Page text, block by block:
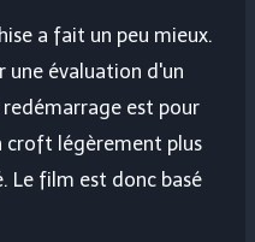
a fait un peu mieux.
une évaluation d'un
redémarrage est pour
croft légèrement plus
Le film est donc basé